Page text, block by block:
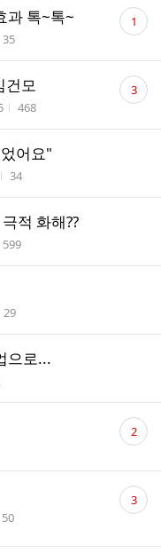
과 톡~톡~
조회수
35
댓
글 1
건모
조회수
468
댓
글 3
어요"
조회수
34
적 화해??
조회수
599
조회수
29
으로...
수
댓
글 2
조회수
50
댓
글 3